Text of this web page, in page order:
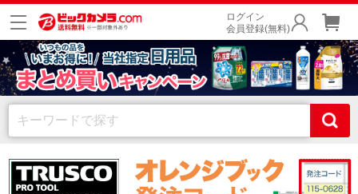
ログイン
会員登録(無料)